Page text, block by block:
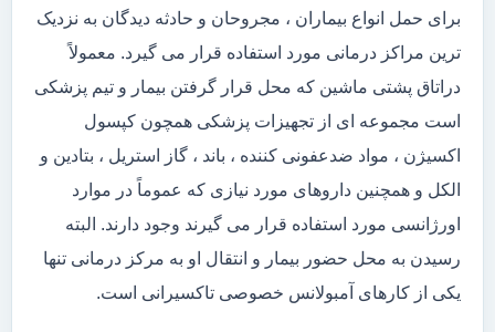
برای حمل انواع بیماران ، مجروحان و حادثه دیدگان به نزدیک
ترین مراکز درمانی مورد استفاده قرار می گیرد. معمولاً
دراتاق پشتی ماشین که محل قرار گرفتن بیمار و تیم پزشکی
است مجموعه ای از تجهیزات پزشکی همچون کپسول
اکسیژن ، مواد ضدعفونی کننده ، باند ، گاز استریل ، بتادین و
الکل و همچنین داروهای مورد نیازی که عموماً در موارد
اورژانسی مورد استفاده قرار می گیرند وجود دارند. البته
رسیدن به محل حضور بیمار و انتقال او به مرکز درمانی تنها
یکی از کارهای آمبولانس خصوصی تاکسیرانی است.